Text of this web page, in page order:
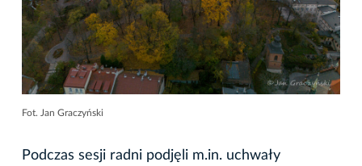
Fot. Jan Graczyński
Podczas sesji radni podjęli m.in. uchwały